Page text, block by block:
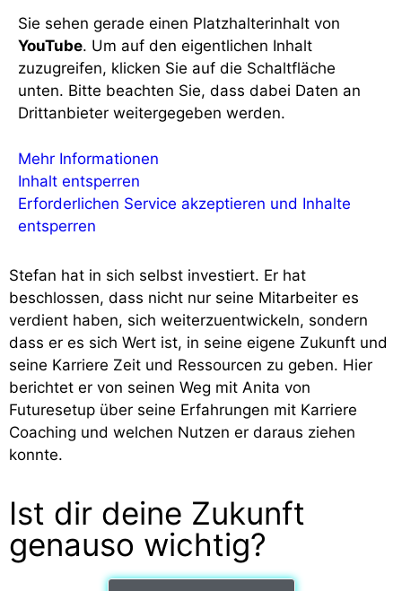
Sie sehen gerade einen Platzhalterinhalt von
YouTube. Um auf den eigentlichen Inhalt
zuzugreifen, klicken Sie auf die Schaltfläche
unten. Bitte beachten Sie, dass dabei Daten an
Drittanbieter weitergegeben werden.
Mehr Informationen
Inhalt entsperren
Erforderlichen Service akzeptieren und Inhalte
entsperren
Stefan hat in sich selbst investiert. Er hat
beschlossen, dass nicht nur seine Mitarbeiter es
verdient haben, sich weiterzuentwickeln, sondern
dass er es sich Wert ist, in seine eigene Zukunft und
seine Karriere Zeit und Ressourcen zu geben. Hier
berichtet er von seinen Weg mit Anita von
Futuresetup über seine Erfahrungen mit Karriere
Coaching und welchen Nutzen er daraus ziehen
konnte.
Ist dir deine Zukunft
genauso wichtig?